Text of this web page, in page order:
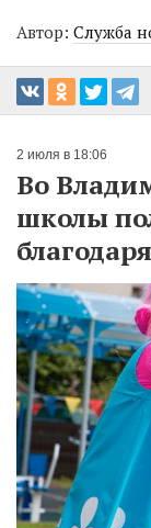
Автор: Служба
2 июля в 18:06
Во
школы